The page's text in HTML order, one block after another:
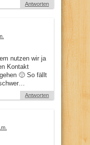
Antworten
nutzen wir ja
Kontakt
🙂 So fällt
Antworten